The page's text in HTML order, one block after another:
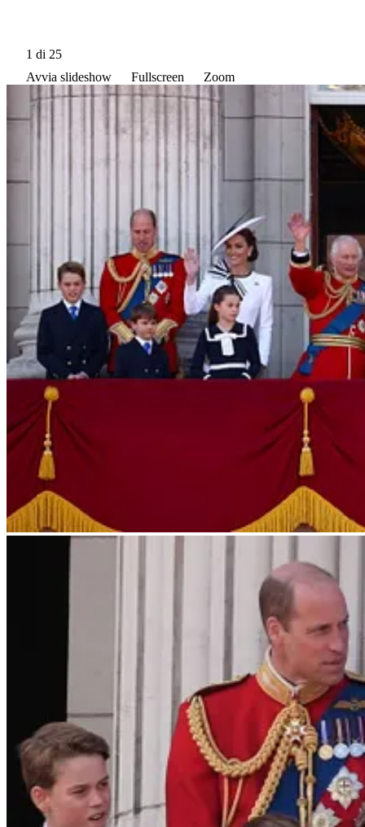
1 di 25
Avvia slideshow
Fullscreen Zoom